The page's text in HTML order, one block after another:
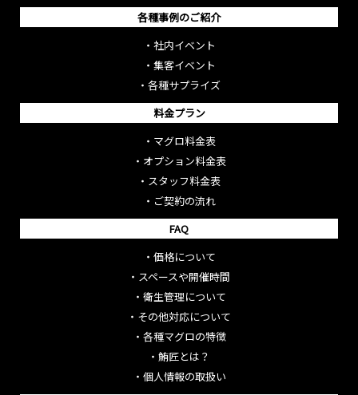
各種事例のご紹介
・ 社内イベント
・ 集客イベント
・ 各種サプライズ
料金プラン
・ マグロ料金表
・ オプション料金表
・ スタッフ料金表
・ ご契約の流れ
FAQ
・ 価格について
・ スペースや開催時間
・ 衛生管理について
・ その他対応について
・ 各種マグロの特徴
・ 鮪匠とは？
・ 個人情報の取扱い